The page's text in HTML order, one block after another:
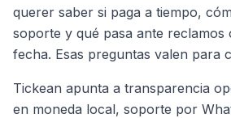
querer saber si paga a tiempo,
soporte y qué pasa ante reclamos
fecha. Esas preguntas valen para
Tickean apunta a transparencia
en moneda local, soporte por